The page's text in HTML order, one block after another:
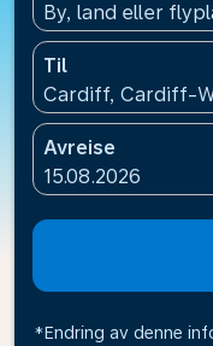
By, land eller
Til
Cardiff, Cardiff-
Avreise
fc-booking-
15.08.2026
*Endring av denne